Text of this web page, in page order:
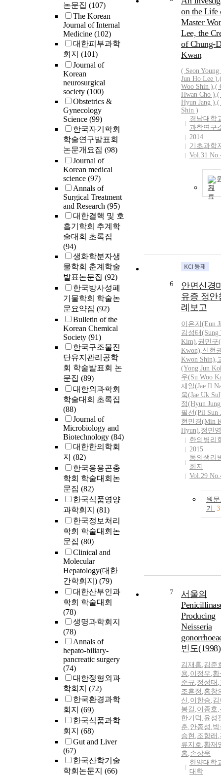
논문집 (107)
The Korean
Journal of Internal
Medicine (102)
대한피부과학
회지 (101)
Journal of
Korean
neurosurgical
society (100)
Obstetrics &
Gynecology
Science (99)
한국자기학회
학술연구발표회
논문개요집 (98)
Journal of
Korean medical
science (97)
Annals of
Surgical Treatment
and Research (95)
대한결핵 및 호
흡기학회 추계학
술대회 초록집
(94)
생화학분자생
물학회 춘계학술
발표논문집 (92)
한국방사성폐
기물학회 학술논
문요약집 (92)
Bulletin of the
Korean Chemical
Society (91)
한국구조물진
단유지관리공학
회 학술발표회 논
문집 (89)
대한외과학회
학술대회 초록집
(88)
Journal of
Microbiology and
Biotechnology (84)
대한한의학회
지 (82)
한국응용곤충
학회 학술대회논
문집 (82)
한국식품영양
과학회지 (81)
한국정보처리
학회 학술대회논
문집 (80)
Clinical and
Molecular
Hepatology(대한
간학회지) (79)
대한산부인과
학회 학술대회
(78)
생명과학회지
(78)
Annals of
hepato-biliary-
pancreatic surgery
(74)
대한정형외과
학회지 (72)
한국환경과학
회지 (69)
한국식품과학
회지 (68)
Gut and Liver
(67)
한국산학기술
학회논문지 (66)
on the Life
Master
Lee, the
of Chung-
Kwan
( Seon Young
Jun Ho Lee ),
Woo Shin ),(
Hwan Cho ),(
Hyun Jang ),(
Shin )
경남대학
과학연구
2014
기초과학
Vol.31
기
6
안면신경
유증 정안
례보고
이은지(Eun
김성태(Sung
Kim),권민구
Kwon),신현
Kwon Shin),
(Yong Jun
우(Su Woo
재일(Jae Il
욱(Jae Uk
정(Hyun Jung
필선(Pil Sun
현민경(Min
Hyun),정민
한의병리
2015
동의생리
회지
Vol.29
원
기
3
7
서울의
Producing
Neisseria
빈도(1998)
김재홍,김준
용,이정우,
준규,정성태 ,
조흔정 ,홍창
신 ,이한승,
봉길 ,이종호,
한기덕 ,윤성
훈,안종성 ,
승현 ,조항래 ,
류지호,황재
홍,손상욱
한양대학
대학